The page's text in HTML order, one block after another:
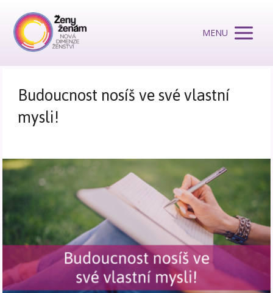
MENU
Budoucnost nosíš ve své vlastní
mysli!